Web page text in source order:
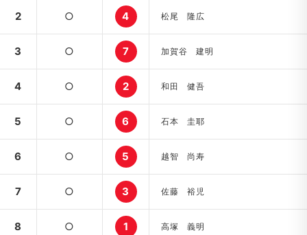
2 ○ 4 松尾 隆広
3 ○ 7 加賀谷 建明
4 ○ 2 和田 健吾
5 ○ 6 石本 圭耶
6 ○ 5 越智 尚寿
7 ○ 3 佐藤 裕児
8 ○ 1 高塚 義明